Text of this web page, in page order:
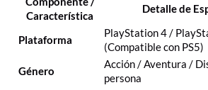
Característica
Detalle de
Plataforma
PlayStation 4 /
(Compatible con PS5)
Género
Acción / Aventura /
persona